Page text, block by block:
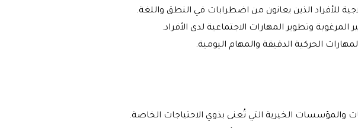
للأفراد الذين يعانون من اضطرابات في النطق واللغة.
وتطوير المهارات الاجتماعية لدى الأفراد.
الحركية الدقيقة والمهام اليومية.
والمؤسسات الخيرية التي تُعنى بذوي الاحتياجات الخاصة.